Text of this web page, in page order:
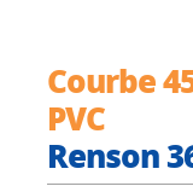
Courbe
PVC
Renson